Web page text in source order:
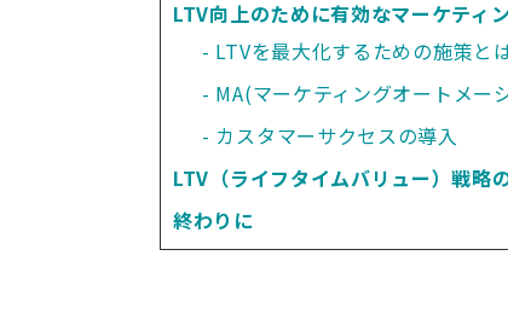
LTV向上のために有効なマーケティ
LTVを最大化するための施策と
MA(マーケティングオートメー
カスタマーサクセスの導入
LTV（ライフタイムバリュー）戦略
終わりに